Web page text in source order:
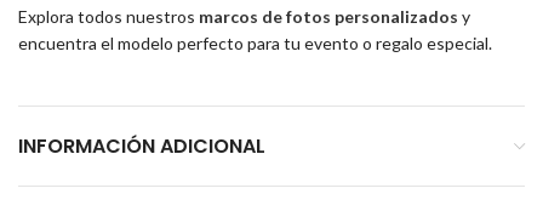
Explora todos nuestros marcos de fotos personalizados y
encuentra el modelo perfecto para tu evento o regalo especial.
INFORMACIÓN ADICIONAL